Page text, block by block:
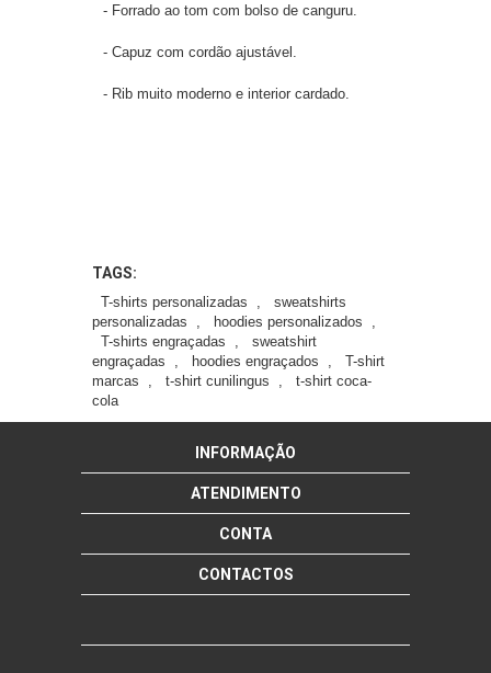
- Forrado ao tom com bolso de canguru.
- Capuz com cordão ajustável.
- Rib muito moderno e interior cardado.
TAGS:
T-shirts personalizadas
sweatshirts
personalizadas
hoodies personalizados
T-shirts engraçadas
sweatshirt
engraçadas
hoodies engraçados
T-shirt
marcas
t-shirt cunilingus
t-shirt coca-
cola
INFORMAÇÃO
ATENDIMENTO
CONTA
CONTACTOS